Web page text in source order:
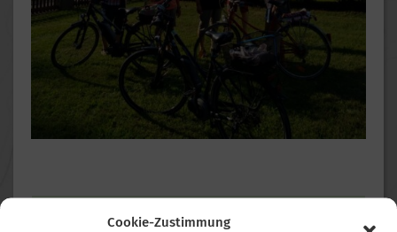
Cookie-Zustimmung